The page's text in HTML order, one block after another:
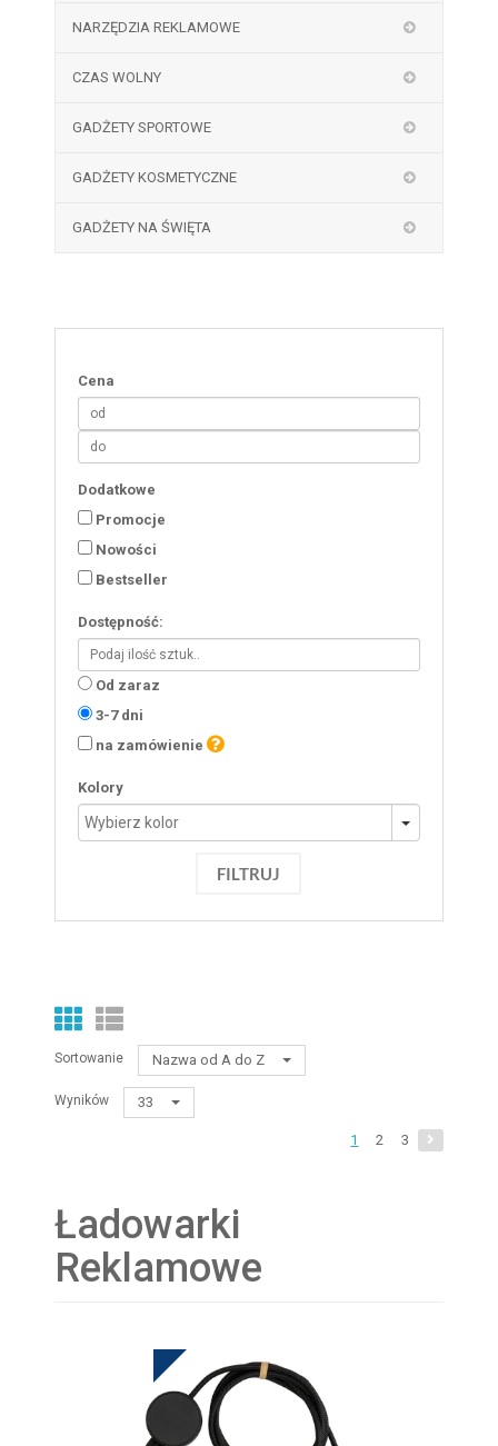
NARZĘDZIA REKLAMOWE
CZAS WOLNY
GADŻETY SPORTOWE
GADŻETY KOSMETYCZNE
GADŻETY NA ŚWIĘTA
Cena
Dodatkowe
Promocje
Nowości
Bestseller
Dostępność:
Od zaraz
3-7 dni
na zamówienie
Kolory
FILTRUJ
Sortowanie Nazwa od A do Z
Wyników 33
1 2 3
Ładowarki
Reklamowe